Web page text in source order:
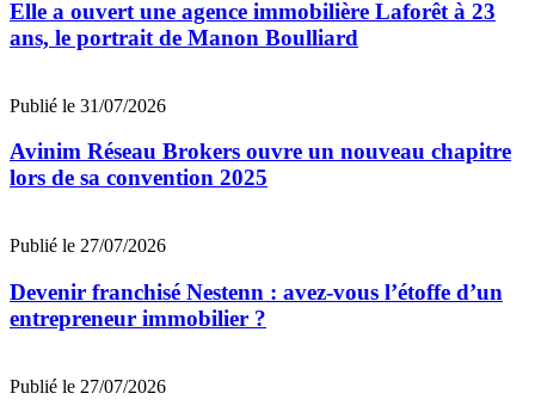
Elle a ouvert une agence immobilière Laforêt à 23
ans, le portrait de Manon Boulliard
Publié le 31/07/2026
Avinim Réseau Brokers ouvre un nouveau chapitre
lors de sa convention 2025
Publié le 27/07/2026
Devenir franchisé Nestenn : avez-vous l’étoffe d’un
entrepreneur immobilier ?
Publié le 27/07/2026